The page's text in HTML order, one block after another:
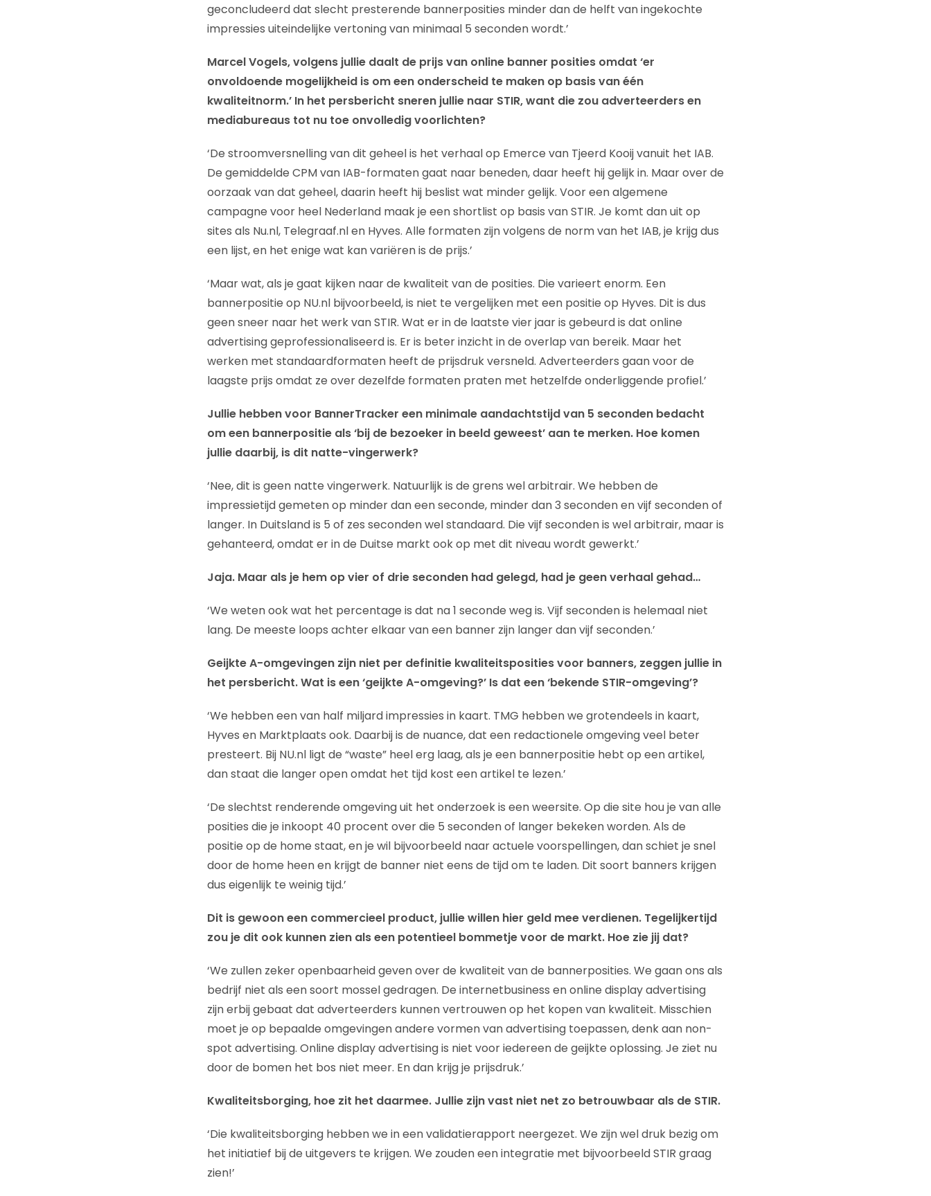
geconcludeerd dat slecht presterende bannerposities minder dan de helft van ingekochte
impressies uiteindelijke vertoning van minimaal 5 seconden wordt.’
Marcel Vogels, volgens jullie daalt de prijs van online banner posities omdat ‘er
onvoldoende mogelijkheid is om een onderscheid te maken op basis van één
kwaliteitnorm.’ In het persbericht sneren jullie naar STIR, want die zou adverteerders en
mediabureaus tot nu toe onvolledig voorlichten?
‘De stroomversnelling van dit geheel is het verhaal op Emerce van Tjeerd Kooij vanuit het IAB.
De gemiddelde CPM van IAB-formaten gaat naar beneden, daar heeft hij gelijk in. Maar over de
oorzaak van dat geheel, daarin heeft hij beslist wat minder gelijk. Voor een algemene
campagne voor heel Nederland maak je een shortlist op basis van STIR. Je komt dan uit op
sites als Nu.nl, Telegraaf.nl en Hyves. Alle formaten zijn volgens de norm van het IAB, je krijg dus
een lijst, en het enige wat kan variëren is de prijs.’
‘Maar wat, als je gaat kijken naar de kwaliteit van de posities. Die varieert enorm. Een
bannerpositie op NU.nl bijvoorbeeld, is niet te vergelijken met een positie op Hyves. Dit is dus
geen sneer naar het werk van STIR. Wat er in de laatste vier jaar is gebeurd is dat online
advertising geprofessionaliseerd is. Er is beter inzicht in de overlap van bereik. Maar het
werken met standaardformaten heeft de prijsdruk versneld. Adverteerders gaan voor de
laagste prijs omdat ze over dezelfde formaten praten met hetzelfde onderliggende profiel.’
Jullie hebben voor BannerTracker een minimale aandachtstijd van 5 seconden bedacht
om een bannerpositie als ‘bij de bezoeker in beeld geweest’ aan te merken. Hoe komen
jullie daarbij, is dit natte-vingerwerk?
‘Nee, dit is geen natte vingerwerk. Natuurlijk is de grens wel arbitrair. We hebben de
impressietijd gemeten op minder dan een seconde, minder dan 3 seconden en vijf seconden of
langer. In Duitsland is 5 of zes seconden wel standaard. Die vijf seconden is wel arbitrair, maar is
gehanteerd, omdat er in de Duitse markt ook op met dit niveau wordt gewerkt.’
Jaja. Maar als je hem op vier of drie seconden had gelegd, had je geen verhaal gehad…
‘We weten ook wat het percentage is dat na 1 seconde weg is. Vijf seconden is helemaal niet
lang. De meeste loops achter elkaar van een banner zijn langer dan vijf seconden.’
Geijkte A-omgevingen zijn niet per definitie kwaliteitsposities voor banners, zeggen jullie in
het persbericht. Wat is een ‘geijkte A-omgeving?’ Is dat een ‘bekende STIR-omgeving’?
‘We hebben een van half miljard impressies in kaart. TMG hebben we grotendeels in kaart,
Hyves en Marktplaats ook. Daarbij is de nuance, dat een redactionele omgeving veel beter
presteert. Bij NU.nl ligt de “waste” heel erg laag, als je een bannerpositie hebt op een artikel,
dan staat die langer open omdat het tijd kost een artikel te lezen.’
‘De slechtst renderende omgeving uit het onderzoek is een weersite. Op die site hou je van alle
posities die je inkoopt 40 procent over die 5 seconden of langer bekeken worden. Als de
positie op de home staat, en je wil bijvoorbeeld naar actuele voorspellingen, dan schiet je snel
door de home heen en krijgt de banner niet eens de tijd om te laden. Dit soort banners krijgen
dus eigenlijk te weinig tijd.’
Dit is gewoon een commercieel product, jullie willen hier geld mee verdienen. Tegelijkertijd
zou je dit ook kunnen zien als een potentieel bommetje voor de markt. Hoe zie jij dat?
‘We zullen zeker openbaarheid geven over de kwaliteit van de bannerposities. We gaan ons als
bedrijf niet als een soort mossel gedragen. De internetbusiness en online display advertising
zijn erbij gebaat dat adverteerders kunnen vertrouwen op het kopen van kwaliteit. Misschien
moet je op bepaalde omgevingen andere vormen van advertising toepassen, denk aan non-
spot advertising. Online display advertising is niet voor iedereen de geijkte oplossing. Je ziet nu
door de bomen het bos niet meer. En dan krijg je prijsdruk.’
Kwaliteitsborging, hoe zit het daarmee. Jullie zijn vast niet net zo betrouwbaar als de STIR.
‘Die kwaliteitsborging hebben we in een validatierapport neergezet. We zijn wel druk bezig om
het initiatief bij de uitgevers te krijgen. We zouden een integratie met bijvoorbeeld STIR graag
zien!’